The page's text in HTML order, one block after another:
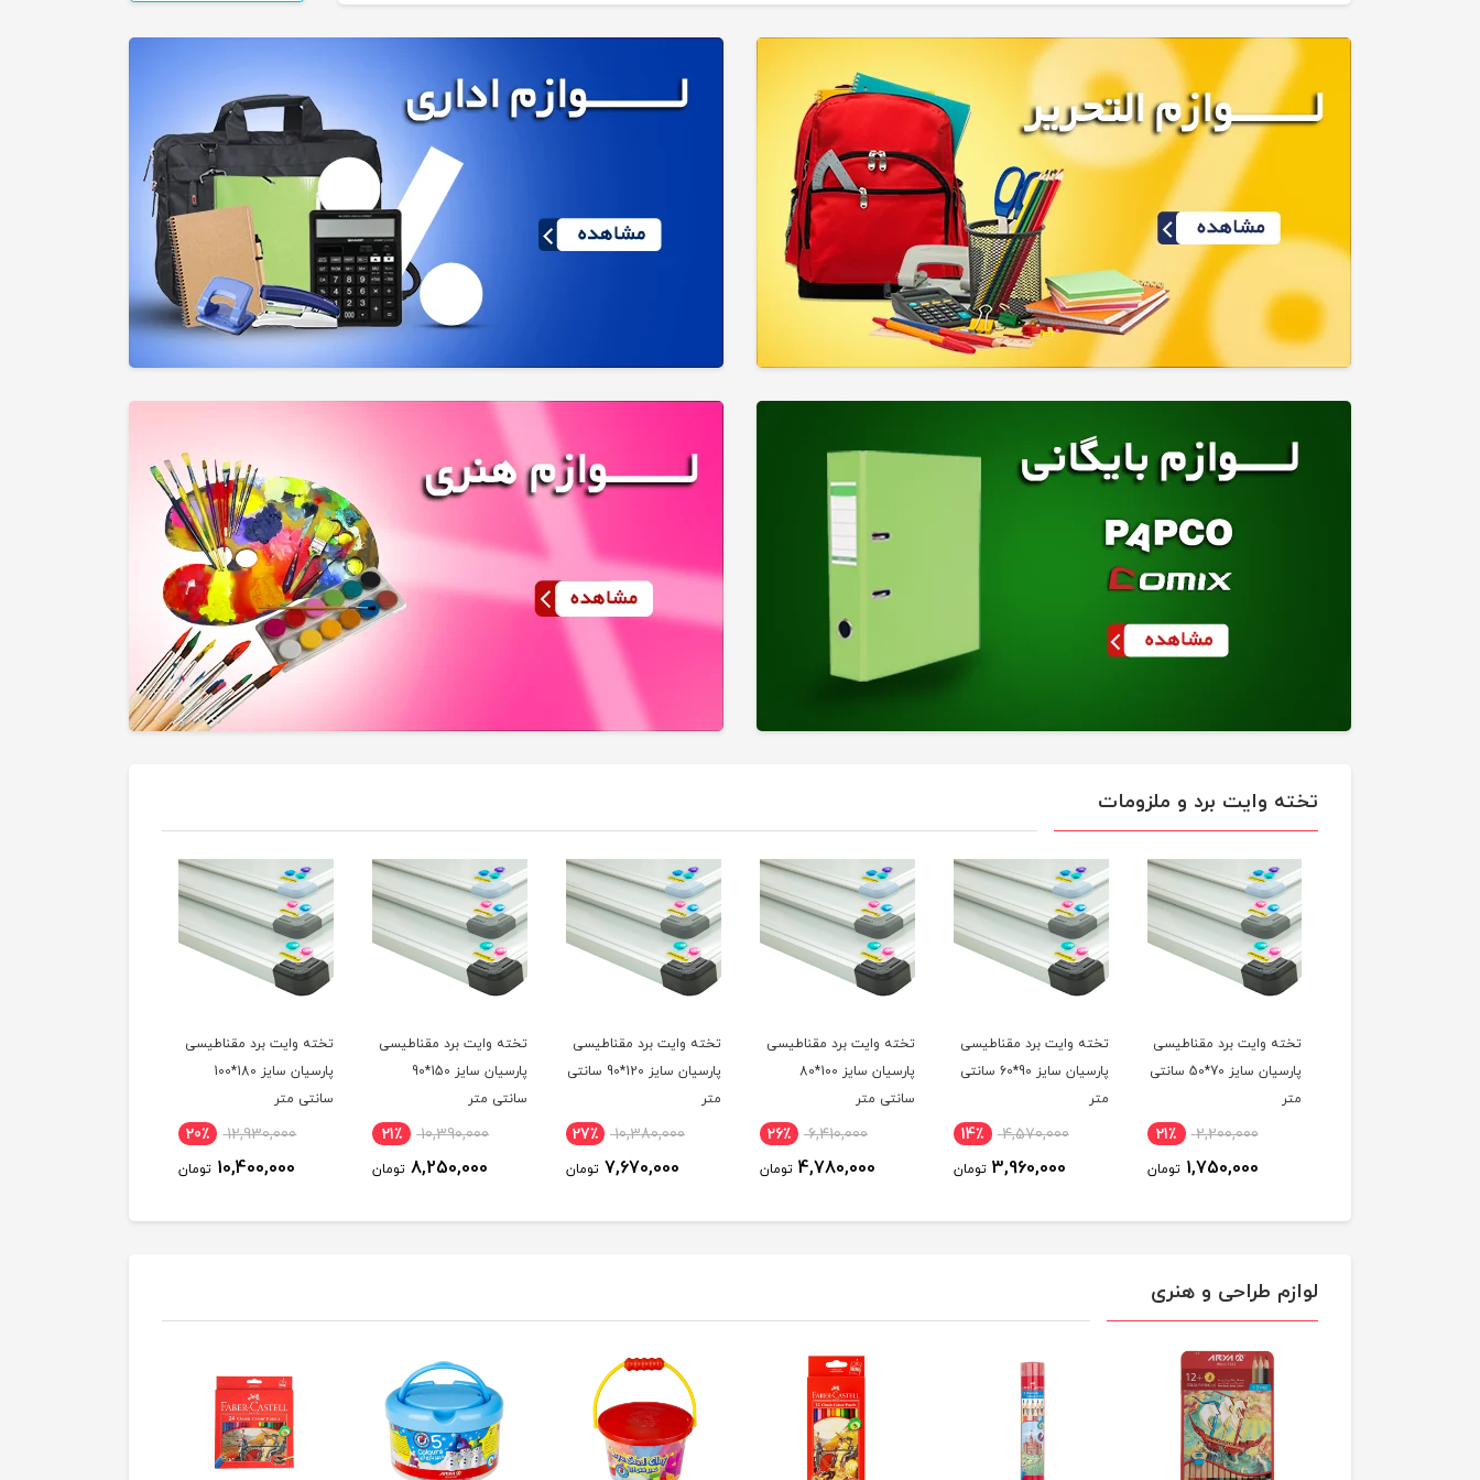
تخته وایت برد و ملزومات
تخته وایت برد مقناطیسی
پارسیان سایز 70*50 سانتی
متر
2,200,000 21٪
1,750,000 تومان
تخته وایت برد مقناطیسی
پارسیان سایز 90*60 سانتی
متر
4,570,000 14٪
3,960,000 تومان
تخته وایت برد مقناطیسی
پارسیان سایز 100*80
سانتی متر
6,410,000 26٪
4,780,000 تومان
تخته وایت برد مقناطیسی
پارسیان سایز 120*90 سانتی
متر
10,380,000 27٪
7,670,000 تومان
تخته وایت برد مقناطیسی
پارسیان سایز 150*90
سانتی متر
10,390,000 21٪
8,250,000 تومان
تخته وایت برد مقناطیسی
پارسیان سایز 180*100
سانتی متر
12,930,000 20٪
10,400,000 تومان
لوازم طراحی و هنری